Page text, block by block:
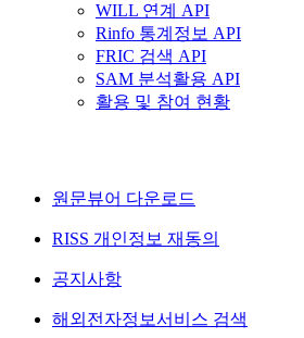
WILL 연계 API
Rinfo 통계정보 API
FRIC 검색 API
SAM 분석활용 API
활용 및 참여 현황
원문뷰어 다운로드
RISS 개인정보 재동의
공지사항
해외전자정보서비스 검색